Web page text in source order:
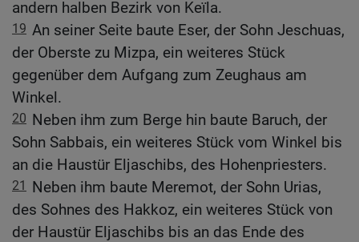
andern halben Bezirk von Keïla.
19 An seiner Seite baute Eser, der Sohn Jeschuas,
der Oberste zu Mizpa, ein weiteres Stück
gegenüber dem Aufgang zum Zeughaus am
Winkel.
20 Neben ihm zum Berge hin baute Baruch, der
Sohn Sabbais, ein weiteres Stück vom Winkel bis
an die Haustür Eljaschibs, des Hohenpriesters.
21
Neben ihm baute Meremot, der Sohn Urias,
des Sohnes des Hakkoz, ein weiteres Stück von
der Haustür Eljaschibs bis an das Ende des